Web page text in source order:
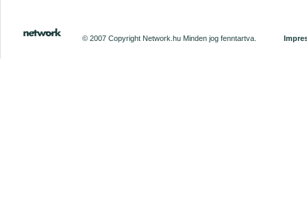
© 2007 Copyright Network.hu Minden jog fenntartva.